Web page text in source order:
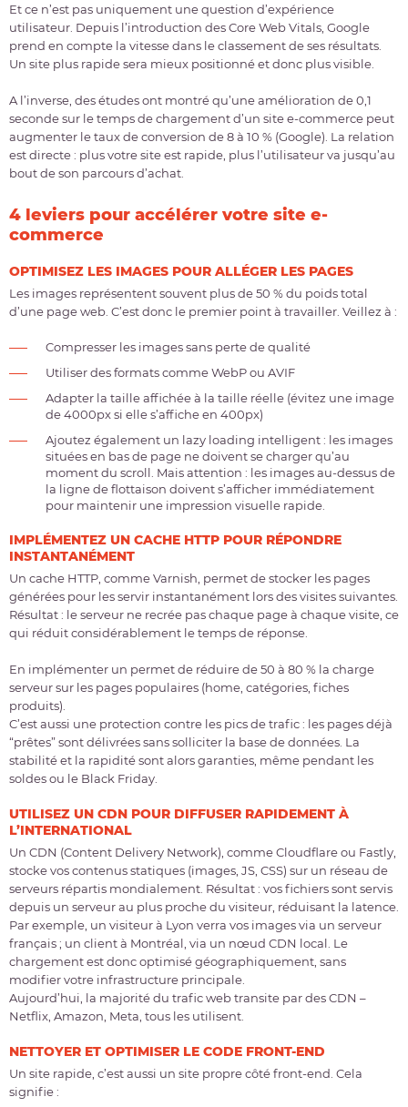
Et ce n’est pas uniquement une question d’expérience
utilisateur. Depuis l’introduction des Core Web Vitals, Google
prend en compte la vitesse dans le classement de ses résultats.
Un site plus rapide sera mieux positionné et donc plus visible.
A l’inverse, des études ont montré qu’une amélioration de 0,1
seconde sur le temps de chargement d’un site e-commerce peut
augmenter le taux de conversion de 8 à 10 % (Google). La relation
est directe : plus votre site est rapide, plus l’utilisateur va jusqu’au
bout de son parcours d’achat.
4 leviers pour accélérer votre site e-
commerce
OPTIMISEZ LES IMAGES POUR ALLÉGER LES PAGES
Les images représentent souvent plus de 50 % du poids total
d’une page web. C’est donc le premier point à travailler. Veillez à :
Compresser les images sans perte de qualité
Utiliser des formats comme WebP ou AVIF
Adapter la taille affichée à la taille réelle (évitez une image
de 4000px si elle s’affiche en 400px)
Ajoutez également un lazy loading intelligent : les images
situées en bas de page ne doivent se charger qu’au
moment du scroll. Mais attention : les images au-dessus de
la ligne de flottaison doivent s’afficher immédiatement
pour maintenir une impression visuelle rapide.
IMPLÉMENTEZ UN CACHE HTTP POUR RÉPONDRE
INSTANTANÉMENT
Un cache HTTP, comme Varnish, permet de stocker les pages
générées pour les servir instantanément lors des visites suivantes.
Résultat : le serveur ne recrée pas chaque page à chaque visite, ce
qui réduit considérablement le temps de réponse.
En implémenter un permet de réduire de 50 à 80 % la charge
serveur sur les pages populaires (home, catégories, fiches
produits).
C’est aussi une protection contre les pics de trafic : les pages déjà
“prêtes” sont délivrées sans solliciter la base de données. La
stabilité et la rapidité sont alors garanties, même pendant les
soldes ou le Black Friday.
UTILISEZ UN CDN POUR DIFFUSER RAPIDEMENT À
L’INTERNATIONAL
Un CDN (Content Delivery Network), comme Cloudflare ou Fastly,
stocke vos contenus statiques (images, JS, CSS) sur un réseau de
serveurs répartis mondialement. Résultat : vos fichiers sont servis
depuis un serveur au plus proche du visiteur, réduisant la latence.
Par exemple, un visiteur à Lyon verra vos images via un serveur
français ; un client à Montréal, via un nœud CDN local. Le
chargement est donc optimisé géographiquement, sans
modifier votre infrastructure principale.
Aujourd’hui, la majorité du trafic web transite par des CDN –
Netflix, Amazon, Meta, tous les utilisent.
NETTOYER ET OPTIMISER LE CODE FRONT-END
Un site rapide, c’est aussi un site propre côté front-end. Cela
signifie :